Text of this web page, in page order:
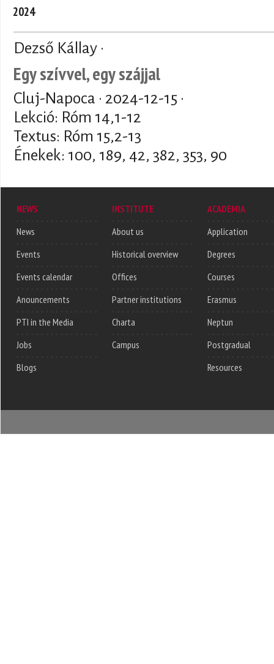
2024
Dezső Kállay ·
Egy szívvel, egy szájjal
Cluj-Napoca · 2024-12-15 ·
Lekció: Róm 14,1-12
Textus: Róm 15,2-13
Énekek: 100, 189, 42, 382, 353, 90
NEWS
News
Events
Events calendar
Anouncements
PTI in the Media
Jobs
Blogs
INSTITUTE
About us
Historical overview
Offices
Partner institutions
Charta
Campus
ACADEMIA
Application
Degrees
Courses
Erasmus
Neptun
Postgradual
Resources